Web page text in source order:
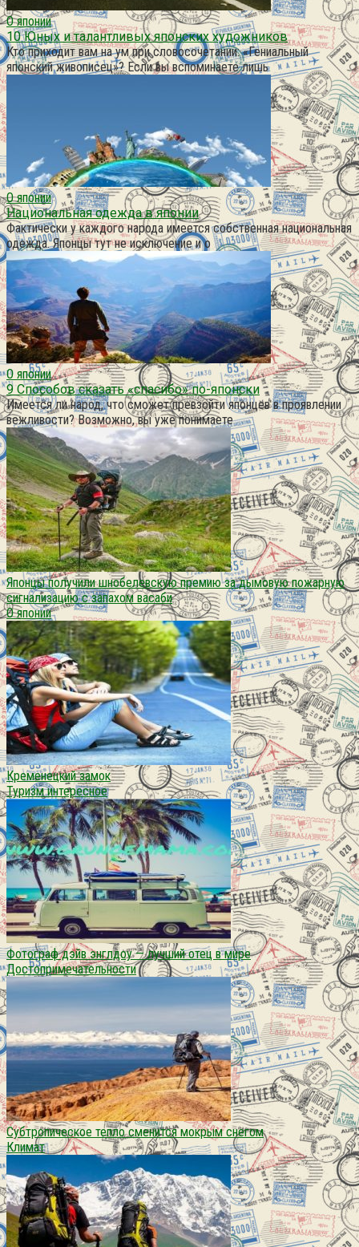
О японии
10 Юных и талантливых японских художников
Кто приходит вам на ум при словосочетании: «Гениальный
японский живописец»? Если вы вспоминаете лишь
О японии
Национальная одежда в японии
Фактически у каждого народа имеется собственная национальная
одежда. Японцы тут не исключение и о
О японии
9 Способов сказать «спасибо» по-японски
Имеется ли народ, что сможет превзойти японцев в проявлении
вежливости? Возможно, вы уже понимаете
Японцы получили шнобелевскую премию за дымовую пожарную
сигнализацию с запахом васаби
О японии
Кременецкий замок
Туризм интересное
Фотограф дэйв энглдоу — лучший отец в мире
Достопримечательности
Субтропическое тепло сменится мокрым снегом
Климат